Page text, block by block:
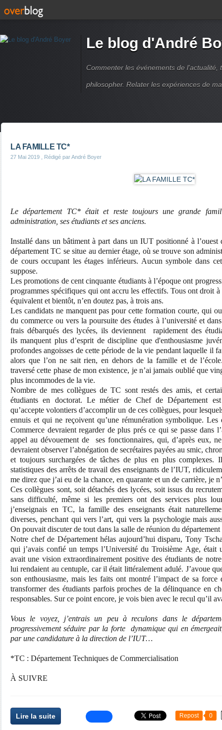
Le blog d'André
Commenter les événements de
philosopher. Relater les expériences de
LA FAMILLE TC*
27 Mai 2019 , Rédigé par André Boyer
Le département TC* était et reste toujours une grande
administration, ses étudiants et ses anciens.
Installé dans un bâtiment à part dans un IUT positionné à
département TC se situe au dernier étage, où se trouve son
de cours occupant les étages inférieurs. Aucun symbole dans
suppose.
Les promotions de cent cinquante étudiants à l’époque ont
programmes spécifiques qui ont accru les effectifs. Tous ont droit à
équivalent et bientôt, n’en doutez pas, à trois ans.
Les candidats ne manquent pas pour cette formation courte, qui
du commerce ou vers la poursuite des études à l’université et
frais débarqués des lycées, ils deviennent rapidement des
ils manquent plus d’esprit de discipline que d'enthousiasme
profondes angoisses de cette période de la vie pendant laquelle il
alors que l’on ne sait rien, en dehors de la famille et de
traversé cette phase de mon existence, je n’ai jamais oublié que
plus incommodes de la vie.
Nombre de mes collègues de TC sont restés des amis, et
étudiants en doctorat. Le métier de Chef de Département
qu’accepte volontiers d’accomplir un de ces collègues, pour
ennuis et qui ne reçoivent qu’une rémunération symbolique. Les
Commerce devraient regarder de plus prés ce qui se passe dans
appel au dévouement de ses fonctionnaires, qui, d’après eux,
devraient observer l’abnégation de secrétaires payées au smic,
et toujours surchargées de tâches de plus en plus complexes.
statistiques des arrêts de travail des enseignants de l’IUT,
me direz que j’ai eu de la chance, en quarante et un de carrière, je
Ces collègues sont, soit détachés des lycées, soit issus du
sans difficulté, même si les premiers ont des services plus
j’enseignais en TC, la famille des enseignants était
diverses, penchant qui vers l’art, qui vers la psychologie mais
On pouvait discuter de tout dans la salle de réunion du
Notre chef de Département hélas aujourd’hui disparu, Tony
qui j’avais confié un temps l’Université du Troisième Age,
avait une vision extraordinairement positive des étudiants de
lui rendaient au centuple, car il était littéralement adulé. J’avoue
son enthousiasme, mais les faits ont montré l’impact de sa
transformer des étudiants parfois proches de la délinquance en
responsables. Sur ce point encore, je vois bien avec le recul qu’il
Vous le voyez, j’entrais un peu à reculons dans le
progressivement séduire par la forte dynamique qui en
par une candidature à la direction de l’IUT…
*TC : Département Techniques de Commercialisation
À SUIVRE
Lire la suite Repost 0